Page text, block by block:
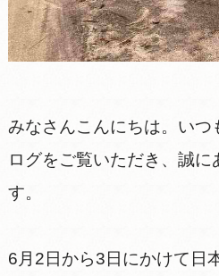
みなさんこんにちは。いつ
ログをご覧いただき、誠に
す。
6月2日から3日にかけて日